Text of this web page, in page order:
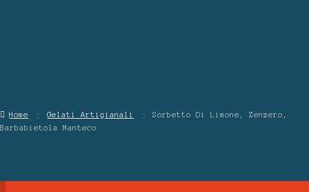
Home Gelati Artigianali
Sorbetto Di Limone, Zenzero,
Barbabietola Manteco